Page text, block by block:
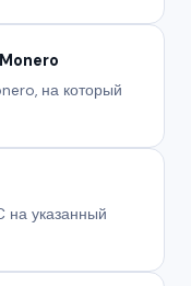
на который
на указанный